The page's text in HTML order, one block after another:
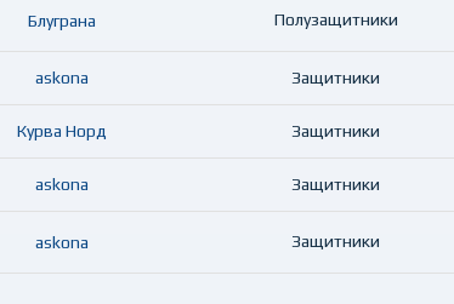
Блуграна Полузащитники
askona Защитники
Курва Норд Защитники
askona Защитники
askona Защитники